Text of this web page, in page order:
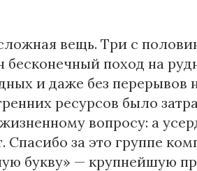
вещь. Три с
поход на
и даже без перерывов
ресурсов было
вопросу: а
Спасибо за это группе
букву» — крупнейшую